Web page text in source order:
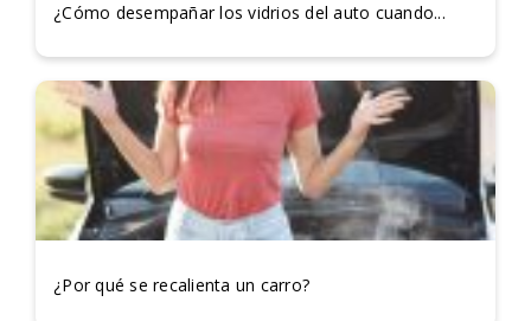
¿Cómo desempañar los vidrios del auto cuando...
¿Por qué se recalienta un carro?